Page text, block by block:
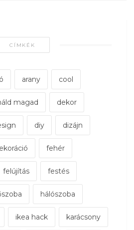
CÍMKÉK
arany cool
magad dekor
diy dizájn
fehér
felújítás festés
hálószoba
ikea hack karácsony